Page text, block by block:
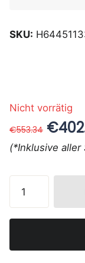
SKU:
Nicht vorrätig
€553.34
(*Inklusive aller